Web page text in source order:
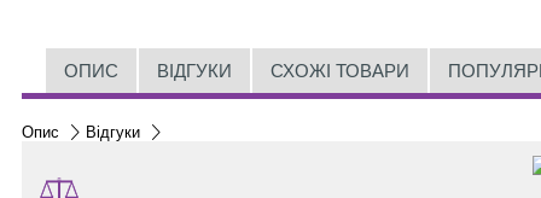
ОПИС ВІДГУКИ СХОЖІ ТОВАРИ
Опис Відгуки